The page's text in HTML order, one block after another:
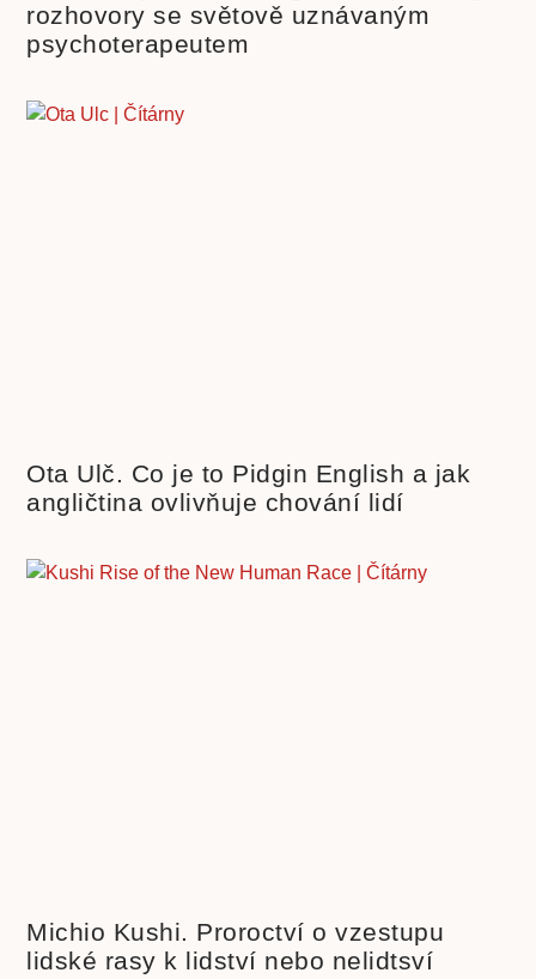
rozhovory se světově uznávaným
psychoterapeutem
Ota Ulč. Co je to Pidgin English a jak
angličtina ovlivňuje chování lidí
Michio Kushi. Proroctví o vzestupu
lidské rasy k lidství nebo nelidtsví